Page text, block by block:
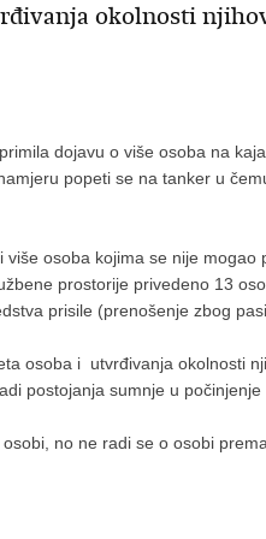
okolnosti
dojavu o više osoba na
popeti se na tanker u
osoba kojima se nije mogao
prostorije privedeno 13
prisile (prenošenje zbog
osoba i utvrđivanja okolnosti
postojanja sumnje u počinjenje
no ne radi se o osobi